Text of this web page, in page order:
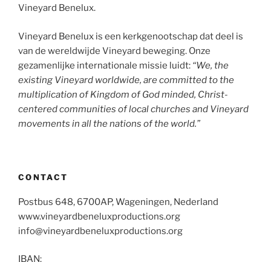
Vineyard Benelux.
Vineyard Benelux is een kerkgenootschap dat deel is
van de wereldwijde Vineyard beweging. Onze
gezamenlijke internationale missie luidt: “We, the
existing Vineyard worldwide, are committed to the
multiplication of Kingdom of God minded, Christ-
centered communities of local churches and Vineyard
movements in all the nations of the world.”
CONTACT
Postbus 648, 6700AP, Wageningen, Nederland
www.vineyardbeneluxproductions.org
info@vineyardbeneluxproductions.org
IBAN: